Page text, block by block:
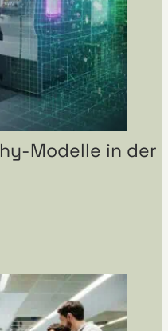
Modelle in der